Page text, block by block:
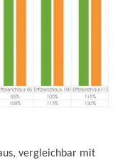
vergleichbar mit